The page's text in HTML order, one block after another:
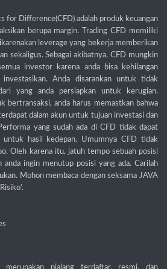
for Difference(CFD) adalah produk keuangan
berupa margin. Trading CFD memiliki
leverage yang bekerja memberikan
sekaligus. Sebagai akibatnya, CFD mungkin
investor karena anda bisa kehilangan
Anda disarankan untuk tidak
yang anda persiapkan untuk kerugian.
bertransaksi, anda harus memastkan bahwa
dalam akun untuk tujuan investasi dan
yang sudah ada di CFD tidak dapat
untuk hasil kedepan. Umumnya CFD tidak
Oleh karena itu, jatuh tempo sebuah posisi
ingin menutup posisi yang ada. Carilah
Mohon membaca dengan seksama JAVA
merupakan pialang terdaftar, resmi, dan